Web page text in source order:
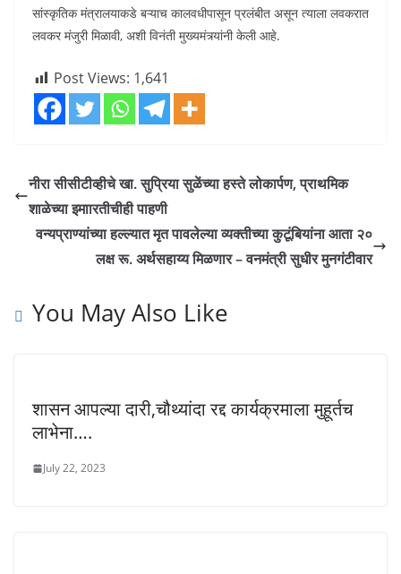
सांस्कृतिक मंत्रालयाकडे बऱ्याच कालवधीपासून प्रलंबीत असून त्याला लवकरात
लवकर मंजुरी मिळावी, अशी विनंती मुख्यमंत्र्यांनी केली आहे.
Post Views: 1,641
नीरा सीसीटीव्हीचे खा. सुप्रिया सुळेंच्या हस्ते लोकार्पण, प्राथमिक
शाळेच्या इमाारतीचीही पाहणी
वन्‍यप्राण्‍यांच्‍या हल्‍ल्‍यात मृत पावलेल्‍या व्‍यक्‍तीच्‍या कुटूंबियांना आता २०
लक्ष रू. अर्थसहाय्य मिळणार – वनमंत्री सुधीर मुनगंटीवार
You May Also Like
शासन आपल्या दारी,चौथ्यांदा रद्द कार्यक्रमाला मुहूर्तच
लाभेना….
July 22, 2023